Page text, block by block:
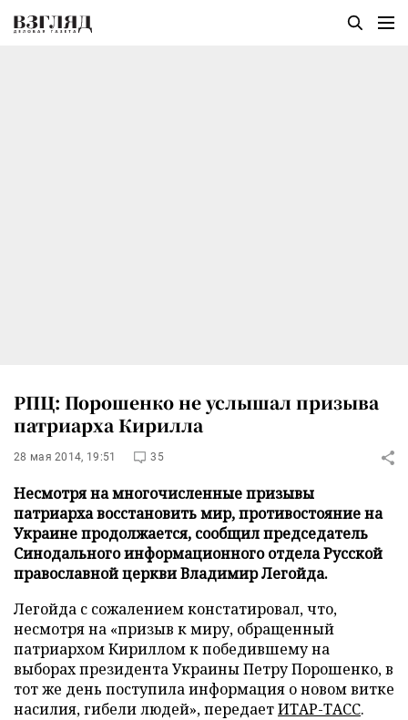
РПЦ: Порошенко не услышал призыва
патриарха Кирилла
28 мая 2014, 19:51 35
Несмотря на многочисленные призывы
патриарха восстановить мир, противостояние на
Украине продолжается, сообщил председатель
Синодального информационного отдела Русской
православной церкви Владимир Легойда.
Легойда с сожалением констатировал, что,
несмотря на «призыв к миру, обращенный
патриархом Кириллом к победившему на
выборах президента Украины Петру Порошенко, в
тот же день поступила информация о новом витке
насилия, гибели людей», передаетИТАР-ТАСС.